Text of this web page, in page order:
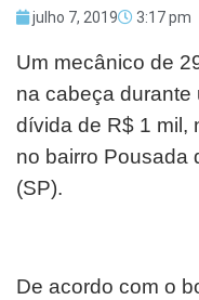
julho 7, 2019 3:17 pm
Um mecânico de
na cabeça
dívida de R$ 1 mil,
no bairro Pousada
(SP).
De acordo com o